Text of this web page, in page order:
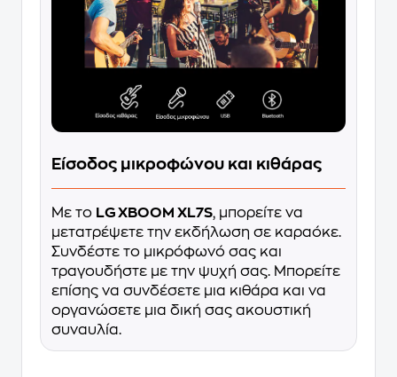
Είσοδος μικροφώνου και κιθάρας
Με το LG XBOOM XL7S, μπορείτε να
μετατρέψετε την εκδήλωση σε καραόκε.
Συνδέστε το μικρόφωνό σας και
τραγουδήστε με την ψυχή σας. Μπορείτε
επίσης να συνδέσετε μια κιθάρα και να
οργανώσετε μια δική σας ακουστική
συναυλία.